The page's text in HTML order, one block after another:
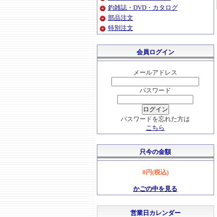
釣雑誌・DVD・カタログ
部品注文
特別注文
会員ログイン
メールアドレス
パスワード
パスワードを忘れた方は
こちら
只今の金額
0円(税込)
かごの中を見る
営業日カレンダー